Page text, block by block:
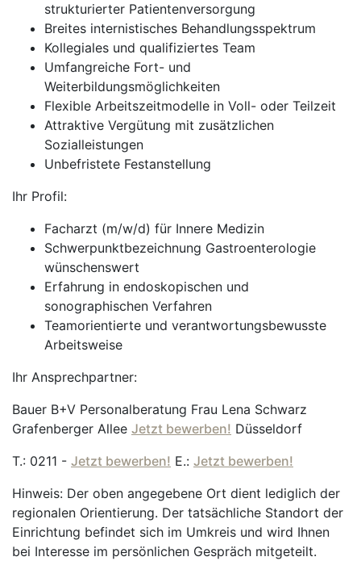
strukturierter Patientenversorgung
Breites internistisches Behandlungsspektrum
Kollegiales und qualifiziertes Team
Umfangreiche Fort- und
Weiterbildungsmöglichkeiten
Flexible Arbeitszeitmodelle in Voll- oder Teilzeit
Attraktive Vergütung mit zusätzlichen
Sozialleistungen
Unbefristete Festanstellung
Ihr Profil:
Facharzt (m/w/d) für Innere Medizin
Schwerpunktbezeichnung Gastroenterologie
wünschenswert
Erfahrung in endoskopischen und
sonographischen Verfahren
Teamorientierte und verantwortungsbewusste
Arbeitsweise
Ihr Ansprechpartner:
Bauer B+V Personalberatung Frau Lena Schwarz
Grafenberger Allee Jetzt bewerben! Düsseldorf
T.: 0211 - Jetzt bewerben! E.: Jetzt bewerben!
Hinweis: Der oben angegebene Ort dient lediglich der
regionalen Orientierung. Der tatsächliche Standort der
Einrichtung befindet sich im Umkreis und wird Ihnen
bei Interesse im persönlichen Gespräch mitgeteilt.